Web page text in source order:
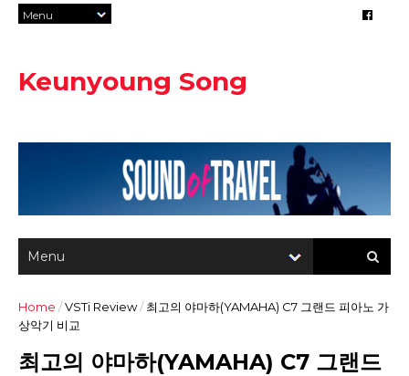
Keunyoung Song
Home /VSTi Review/ 최고의 야마하(YAMAHA) C7 그랜드 피아노 가
상악기 비교
최고의 야마하(YAMAHA) C7 그랜드